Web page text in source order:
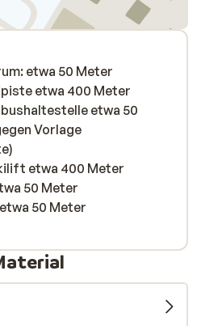
etwa 50 Meter
etwa 400 Meter
etwa 50
Vorlage
etwa 400 Meter
50 Meter
50 Meter